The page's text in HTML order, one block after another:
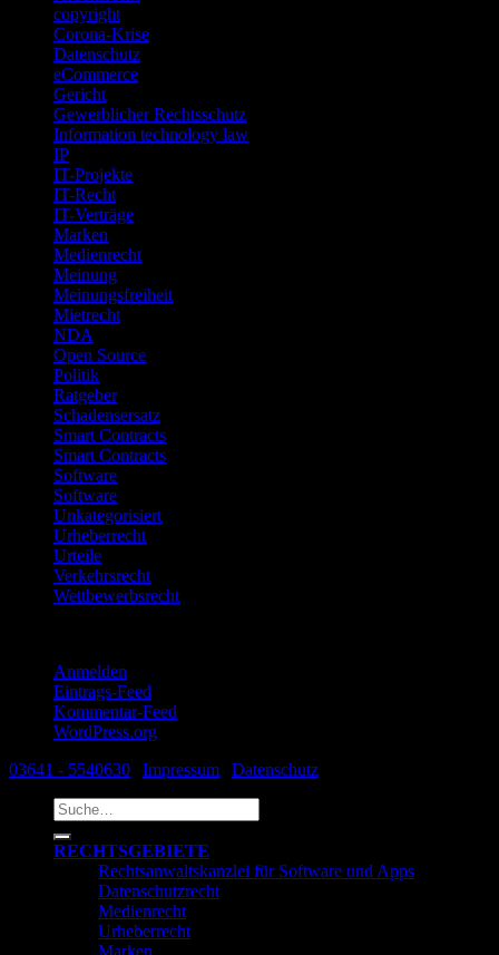
copyright
Corona-Krise
Datenschutz
eCommerce
Gericht
Gewerblicher Rechtsschutz
Information technology law
IP
IT-Projekte
IT-Recht
IT-Verträge
Marken
Medienrecht
Meinung
Meinungsfreiheit
Mietrecht
NDA
Open Source
Politik
Ratgeber
Schadensersatz
Smart Contracts
Smart Contracts
Software
Software
Unkategorisiert
Urheberrecht
Urteile
Verkehrsrecht
Wettbewerbsrecht
Anmelden
Eintrags-Feed
Kommentar-Feed
WordPress.org
03641 - 5540630
Impressum
Datenschutz
Suche
nach:
RECHTSGEBIETE
Rechtsanwaltskanzlei für Software und Apps
Datenschutzrecht
Medienrecht
Urheberrecht
Marken